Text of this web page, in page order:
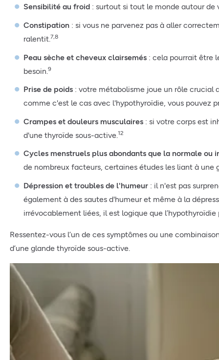
Sensibilité au froid : surtout si tout le monde autour de
Constipation : si vous ne parvenez pas à aller
ralentit.7,8
Peau sèche et cheveux clairsemés : cela pourrait être
besoin. 9
Prise de poids : votre métabolisme joue un rôle crucial
comme c'est le cas avec l'hypothyroïdie, vous pouvez
Crampes et douleurs musculaires : si votre corps est
d'une thyroïde sous-active.12
Cycles menstruels plus abondants que la normale ou
de nombreux facteurs, certaines études les liant à une
Dépression et troubles de l'humeur : il n'est pas
également à des sautes d'humeur et même à la
irrévocablement liées, il est logique que l’hypothyroïdie
Ressentez-vous l’un de ces symptômes ou une
d’une glande thyroïde sous-active.